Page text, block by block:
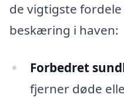
de vigtigste
beskæring i haven:
Forbedret
fjerner døde